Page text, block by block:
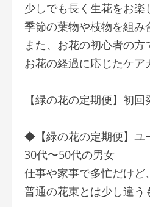
少しでも長く生花をお楽
季節の葉物や枝物を組み
また、お花の初心者の方
お花の経過に応じたケア
【緑の花の定期便】初
◆【緑の花の定期便】
30代〜50代の男女
仕事や家事で多忙だけ
普通の花束とは少し違う